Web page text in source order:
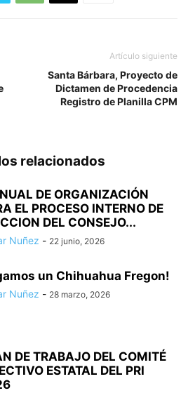
Artículo siguiente
Santa Bárbara, Proyecto de
Dictamen de Procedencia
Registro de Planilla CPM
relacionados
DE ORGANIZACIÓN
EL PROCESO INTERNO DE
DEL CONSEJO...
Nuñez - 22 junio, 2026
un Chihuahua Fregon!
Nuñez - 28 marzo, 2026
DE TRABAJO DEL COMITÉ
ESTATAL DEL PRI